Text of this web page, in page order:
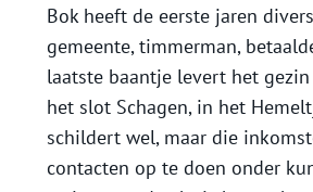
Bok heeft de eerste jaren
gemeente, timmerman,
laatste baantje levert het
het slot Schagen, in het
schildert wel, maar die
contacten op te doen onder